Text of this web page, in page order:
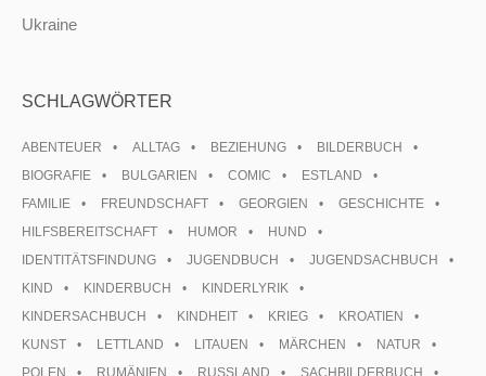
Ukraine
SCHLAGWÖRTER
ABENTEUER ALLTAG BEZIEHUNG
BILDERBUCH
BIOGRAFIE
BULGARIEN COMIC
ESTLAND
FAMILIE
FREUNDSCHAFT GEORGIEN
GESCHICHTE
HILFSBEREITSCHAFT
HUMOR
HUND
IDENTITÄTSFINDUNG
JUGENDBUCH
JUGENDSACHBUCH
KIND
KINDERBUCH
KINDERLYRIK
KINDERSACHBUCH
KINDHEIT KRIEG
KROATIEN
KUNST
LETTLAND LITAUEN MÄRCHEN
NATUR
POLEN
RUMÄNIEN RUSSLAND
SACHBILDERBUCH